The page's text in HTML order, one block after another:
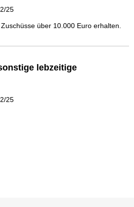
25
über 10.000 Euro erhalten.
lebzeitige
25